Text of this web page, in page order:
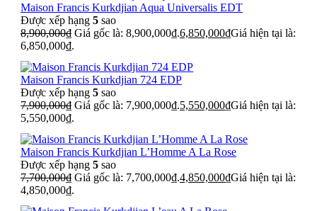
Maison Francis Kurkdjian Aqua Universalis EDT
Được xếp hạng 5 sao
8,900,000₫ Giá gốc là: 8,900,000₫.6,850,000₫Giá hiện tại là:
6,850,000₫.
Maison Francis Kurkdjian 724 EDP
Được xếp hạng 5 sao
7,900,000₫ Giá gốc là: 7,900,000₫.5,550,000₫Giá hiện tại là:
5,550,000₫.
Maison Francis Kurkdjian L’Homme A La Rose
Được xếp hạng 5 sao
7,700,000₫ Giá gốc là: 7,700,000₫.4,850,000₫Giá hiện tại là:
4,850,000₫.